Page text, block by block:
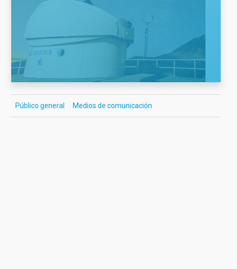
Público general Medios de comunicación